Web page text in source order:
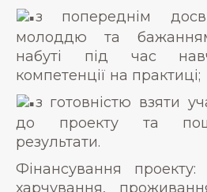
з попереднім
молоддю та бажанням
набуті під час
компетенції на практиці;
з готовністю взяти
до проекту та
результати.
Фінансування
харчування,